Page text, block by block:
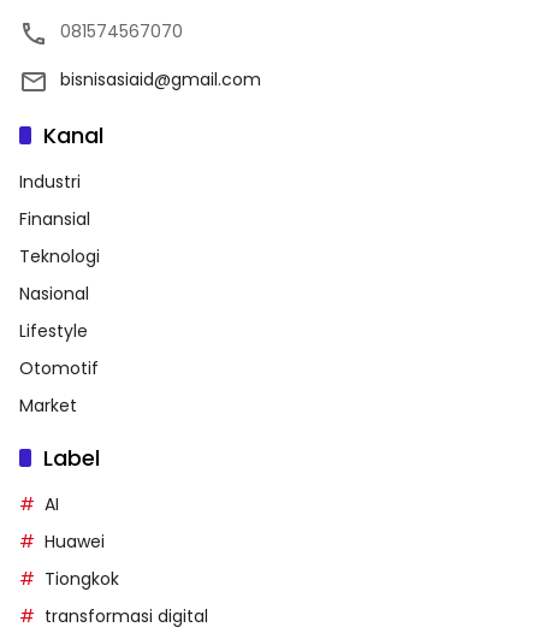
081574567070
bisnisasiaid@gmail.com
Kanal
Industri
Finansial
Teknologi
Nasional
Lifestyle
Otomotif
Market
Label
AI
Huawei
Tiongkok
transformasi digital